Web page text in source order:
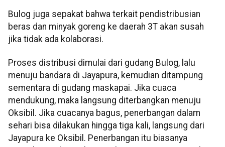
Bulog juga sepakat bahwa terkait pendistribusian
beras dan minyak goreng ke daerah 3T akan susah
jika tidak ada kolaborasi.
Proses distribusi dimulai dari gudang Bulog, lalu
menuju bandara di Jayapura, kemudian ditampung
sementara di gudang maskapai. Jika cuaca
mendukung, maka langsung diterbangkan menuju
Oksibil. Jika cuacanya bagus, penerbangan dalam
sehari bisa dilakukan hingga tiga kali, langsung dari
Jayapura ke Oksibil. Penerbangan itu biasanya